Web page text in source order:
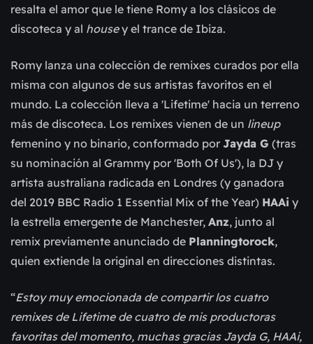
resalta el amor que le tiene Romy a los clásicos de
discoteca y al housey el trance de Ibiza.
Romy lanza una colección de remixes curados por ella
misma con algunos de sus artistas favoritos en el
mundo. La colección lleva a 'Lifetime' hacia un terreno
más de discoteca. Los remixes vienen de un lineup
femenino y no binario, conformado por Jayda G (tras
su nominación al Grammy por 'Both Of Us'), la DJ y
artista australiana radicada en Londres (y ganadora
del 2019 BBC Radio 1 Essential Mix of the Year) HAAi y
la estrella emergente de Manchester, Anz, junto al
remix previamente anunciado de Planningtorock,
quien extiende la original en direcciones distintas.
“Estoy muy emocionada de compartir los cuatro
remixes de Lifetime de cuatro de mis productoras
favoritas del momento, muchas gracias Jayda G, HAAi,